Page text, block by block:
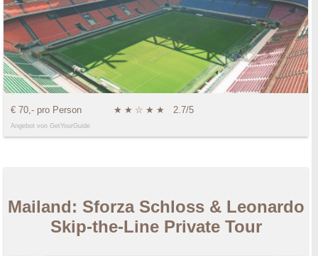
€ 70,- pro Person ★ ★ ☆ ★ ★ 2.7/5
Angebot von GetYourGuide
Mailand: Sforza Schloss & Leonardo
Skip-the-Line Private Tour